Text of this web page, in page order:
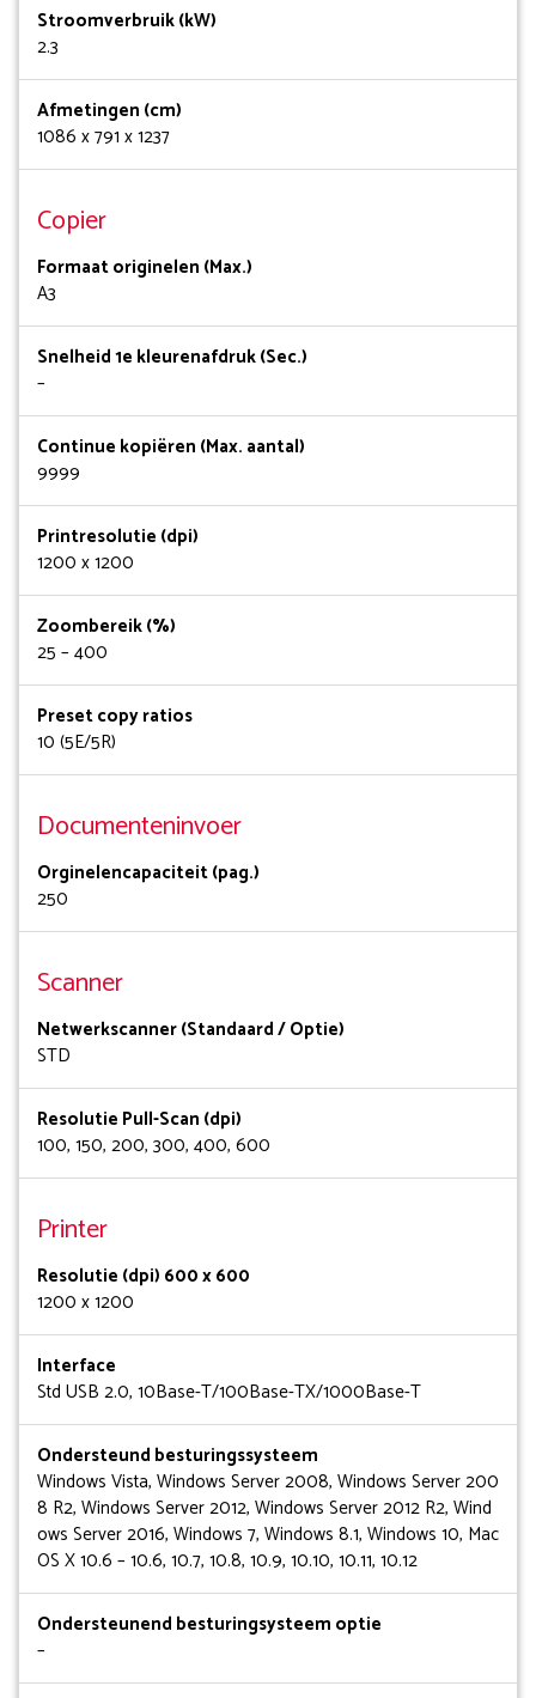
Stroomverbruik (kW)
2.3
Afmetingen (cm)
1086 x 791 x 1237
Copier
Formaat originelen (Max.)
A3
Snelheid 1e kleurenafdruk (Sec.)
–
Continue kopiëren (Max. aantal)
9999
Printresolutie (dpi)
1200 x 1200
Zoombereik (%)
25 – 400
Preset copy ratios
10 (5E/5R)
Documenteninvoer
Orginelencapaciteit (pag.)
250
Scanner
Netwerkscanner (Standaard / Optie)
STD
Resolutie Pull-Scan (dpi)
100, 150, 200, 300, 400, 600
Printer
Resolutie (dpi) 600 x 600
1200 x 1200
Interface
Std USB 2.0, 10Base-T/100Base-TX/1000Base-T
Ondersteund besturingssysteem
Windows Vista, Windows Server 2008, Windows Server 200
8 R2, Windows Server 2012, Windows Server 2012 R2, Wind
ows Server 2016, Windows 7, Windows 8.1, Windows 10, Mac
OS X 10.6 – 10.6, 10.7, 10.8, 10.9, 10.10, 10.11, 10.12
Ondersteunend besturingsysteem optie
–